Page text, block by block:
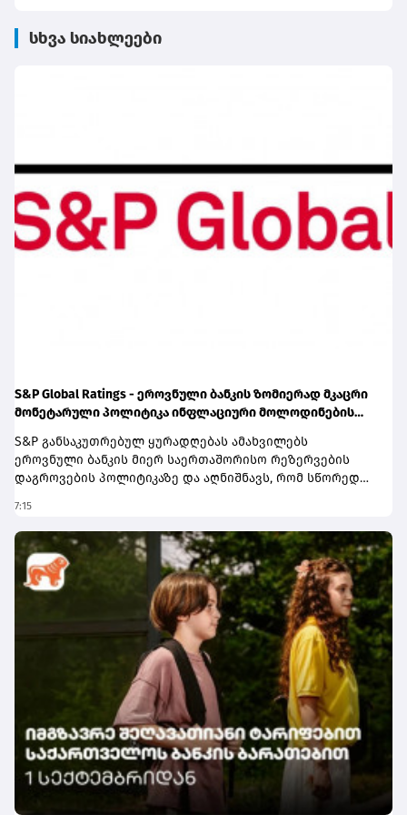
სხვა სიახლეები
S&P Global Ratings - ეროვნული ბანკის ზომიერად მკაცრი
მონეტარული პოლიტიკა ინფლაციური მოლოდინების
S&P განსაკუთრებულ ყურადღებას ამახვილებს
ეროვნული ბანკის მიერ საერთაშორისო რეზერვების
დაგროვების პოლიტიკაზე და აღნიშნავს, რომ სწორედ
წარმოადგენს პერსპექტივის გაუმჯობესების ერთ-ერთ
მთავარ ფაქტორს. სააგენტოს შეფასებით, რეზერვების
ზრდამ მნიშვნელოვნად გააძლიერა ქვეყნის საგარეო
ლიკვიდობის ბუფერები და შეამცირა გარე შოკებისადმი
მოწყვლადობა.ანგარიშში აღნიშნულია, რომ რეზერვების
დაგროვებას ხელი შეუწყო ქვეყნის საგარეო პოზიციის
გაუმჯობესებამ. კერძოდ, მიმდინარე ანგარიშის
დეფიციტი, რომელიც ათწლეულის წინ მშპ-ის 10%-ს
აღემატებოდა, 2025 წელს ისტორიულ მინიმუმამდე, 2.6%-
მდე, შემცირდა. ამასთან, გაგრძელდა ფინანსური
დოლარიზაციის შემცირების ტენდენცია. ამ ფაქტორებმა
კი ეროვნულ ბანკს უცხოური ვალუტის წმინდა
შესყიდვების გაგრძელების შესაძლებლობა მისცა.
შედეგად, 2026 წლის იანვარ-ივნისში წმინდა
შესყიდვებმა დაახლოებით 2.1 მილიარდი აშშ დოლარი
შეადგინა.S&P ასევე დადებითად აფასებს საქართველოს
ფისკალური და მონეტარული პოლიტიკის ჩარჩოებს და
7:15